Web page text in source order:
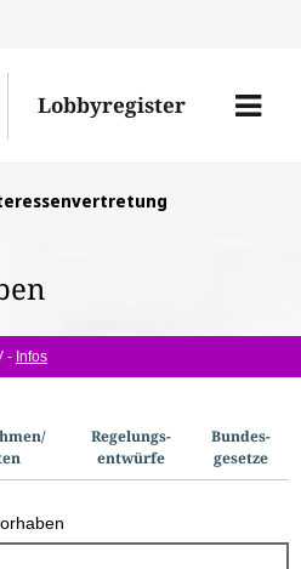
den
Lobbyregister
Menü
- Infos
Regelungs­
entwürfe
Bundes­
gesetze